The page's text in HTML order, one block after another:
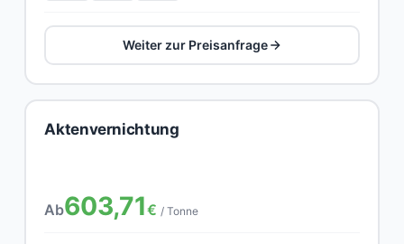
Weiter zur Preisanfrage
Aktenvernichtung
Ab603,71€ / Tonne